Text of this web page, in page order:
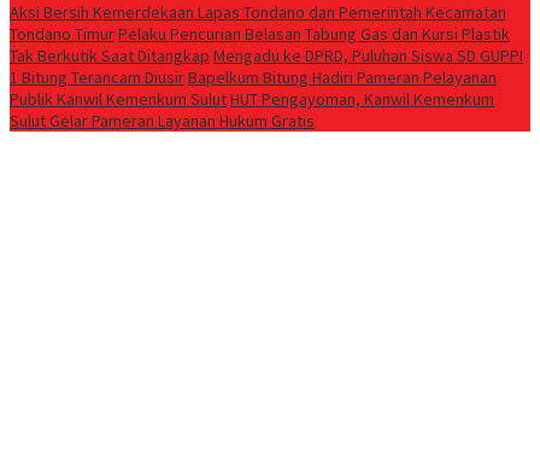
Aksi Bersih Kemerdekaan Lapas Tondano dan Pemerintah Kecamatan
Tondano TimurPelaku Pencurian Belasan Tabung Gas dan Kursi Plastik
Tak Berkutik Saat Ditangkap Mengadu ke DPRD, Puluhan Siswa SD GUPPI
1 Bitung Terancam Diusir‎Bapelkum Bitung Hadiri Pameran Pelayanan
Publik Kanwil Kemenkum SulutHUT Pengayoman, Kanwil Kemenkum
Sulut Gelar Pameran Layanan Hukum Gratis